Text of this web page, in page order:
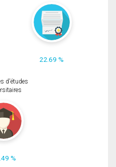
22.69 %
d'études
%